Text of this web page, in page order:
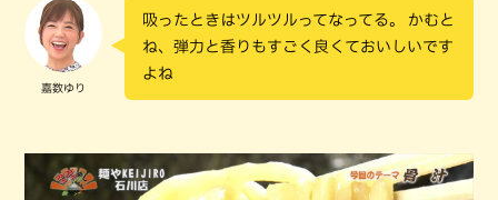
嘉数ゆり
吸ったときはツルツルってなってる。 かむと
ね、弾力と香りもすごく良くておいしいです
よね